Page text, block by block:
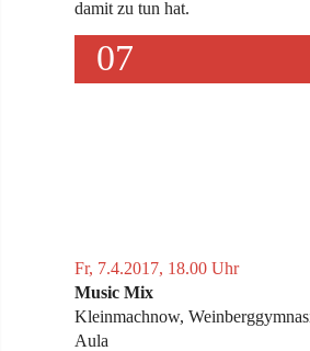
damit zu tun hat.
07
Fr, 7.4.2017, 18.00 Uhr
Music Mix
Kleinmachnow,
Aula